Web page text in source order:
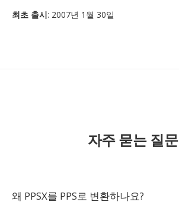
최초 출시: 2007년 1월 30일
자주 묻는 질문
왜 PPSX를 PPS로 변환하나요?